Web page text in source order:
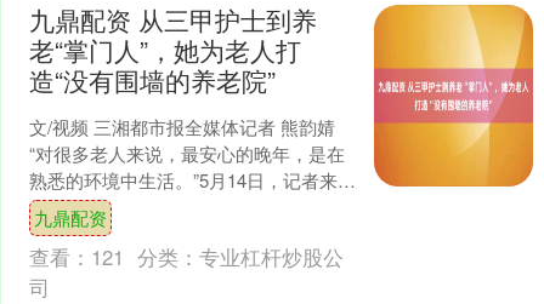
九鼎配资 从三甲护士到养
老“掌门人”，她为老人打
造“没有围墙的养老院”
文/视频 三湘都市报全媒体记者 熊韵婧
“对很多老人来说，最安心的晚年，是在
熟悉的环境中生活。”5月14日，记者来到
长沙市雨花区圭塘社区养老中心，王文
静正轻车熟....
九鼎配资
查看： 121 分类： 专业杠杆炒股公
司